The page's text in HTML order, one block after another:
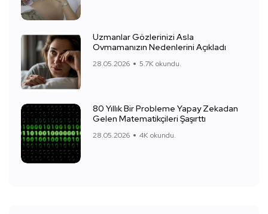
Uzmanlar Gözlerinizi Asla
Ovmamanızın Nedenlerini Açıkladı
28.05.2026 5.7K okundu.
80 Yıllık Bir Probleme Yapay Zekadan
Gelen Matematikçileri Şaşırttı
28.05.2026 4K okundu.